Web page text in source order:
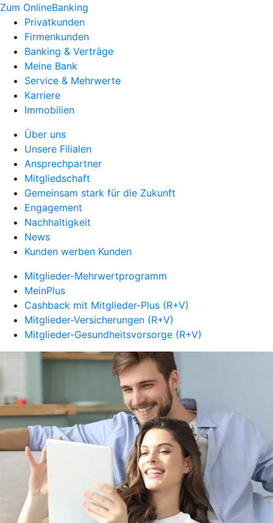
Zum OnlineBanking
Privatkunden
Firmenkunden
Banking & Verträge
Meine Bank
Service & Mehrwerte
Karriere
Immobilien
Über uns
Unsere Filialen
Ansprechpartner
Mitgliedschaft
Gemeinsam stark für die Zukunft
Engagement
Nachhaltigkeit
News
Kunden werben Kunden
Mitglieder-Mehrwertprogramm
MeinPlus
Cashback mit Mitglieder-Plus (R+V)
Mitglieder-Versicherungen (R+V)
Mitglieder-Gesundheitsvorsorge (R+V)